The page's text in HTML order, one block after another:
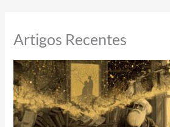
Artigos Recentes